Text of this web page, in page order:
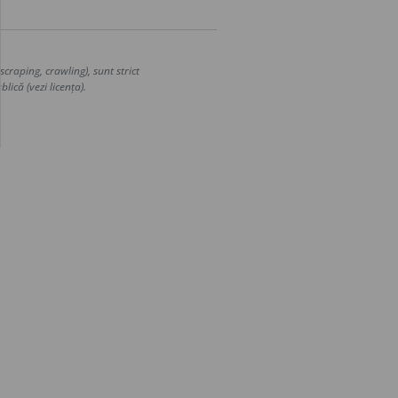
crawling), sunt strict
(vezi licența).